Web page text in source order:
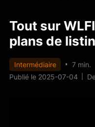
Tout sur
plans de
Intermédiaire
7 min.
Publié le 2025-07-04